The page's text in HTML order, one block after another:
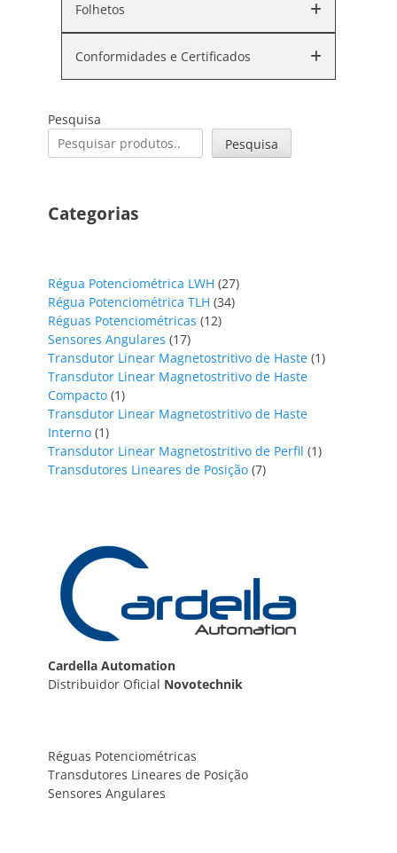
Folhetos
Conformidades e Certificados
Pesquisa
Pesquisa
Categorias
Régua Potenciométrica LWH 2727
Régua Potenciométrica TLH 3434
Réguas Potenciométricas 1212
Sensores Angulares 1717
produtos
Transdutor Linear Magnetostritivo de Haste 11
Transdutor Linear Magnetostritivo de Haste
Compacto 11
produto
Transdutor Linear Magnetostritivo de Haste
Interno 11
produto
Transdutor Linear Magnetostritivo de Perfil 11
Transdutores Lineares de Posição 77
Cardella Automation
Distribuidor Oficial Novotechnik
Réguas Potenciométricas
Transdutores Lineares de Posição
Sensores Angulares